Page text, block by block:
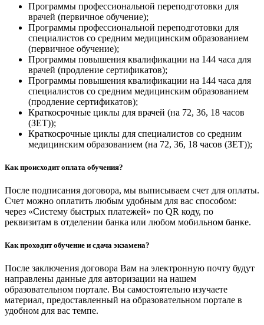
Программы профессиональной переподготовки для
врачей (первичное обучение);
Программы профессиональной переподготовки для
специалистов со средним медицинским образованием
(первичное обучение);
Программы повышения квалификации на 144 часа для
врачей (продление сертификатов);
Программы повышения квалификации на 144 часа для
специалистов со средним медицинским образованием
(продление сертификатов);
Краткосрочные циклы для врачей (на 72, 36, 18 часов
(ЗЕТ));
Краткосрочные циклы для специалистов со средним
медицинским образованием (на 72, 36, 18 часов (ЗЕТ));
Как происходит оплата обучения?
После подписания договора, мы выписываем счет для оплаты.
Счет можно оплатить любым удобным для вас способом:
через «Систему быстрых платежей» по QR коду, по
реквизитам в отделении банка или любом мобильном банке.
Как проходит обучение и сдача экзамена?
После заключения договора Вам на электронную почту будут
направлены данные для авторизации на нашем
образовательном портале. Вы самостоятельно изучаете
материал, предоставленный на образовательном портале в
удобном для вас темпе.